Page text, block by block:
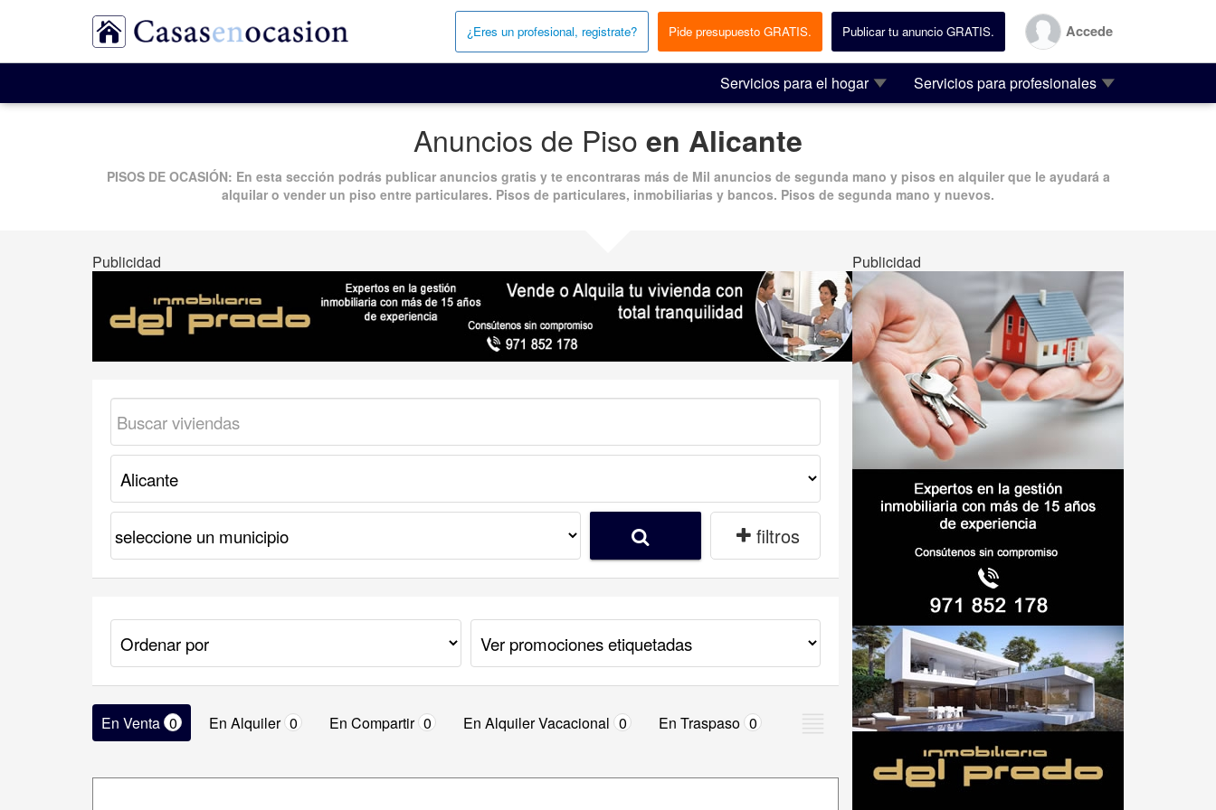
¿Eres un profesional, registrate? Pide presupuesto GRATIS. Publicar tu anuncio GRATIS. Accede
Servicios para el hogar Servicios para profesionales
Anuncios de Piso en Alicante
PISOS DE OCASIÓN: En esta sección podrás publicar anuncios gratis y te encontraras más de Mil anuncios desegunda mano ypisos en alquiler que le ayudará a
alquilar o vender un piso entre particulares. Pisos de particulares, inmobiliarias y bancos. Pisos de segunda mano y nuevos.
Publicidad
filtros
En Venta 0 En Alquiler 0 En Compartir 0 En Alquiler Vacacional 0 En Traspaso 0
Publicidad